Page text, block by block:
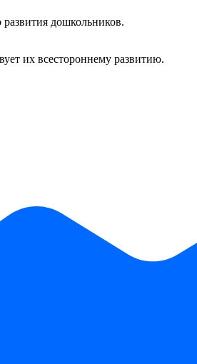
развития дошкольников.
их всестороннему развитию.